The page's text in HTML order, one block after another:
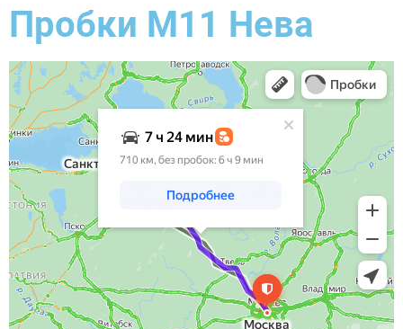
Пробки M11 Нева
Яндекс Карты
Яндекс Карты